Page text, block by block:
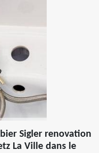
Sigler renovation
La Ville dans le